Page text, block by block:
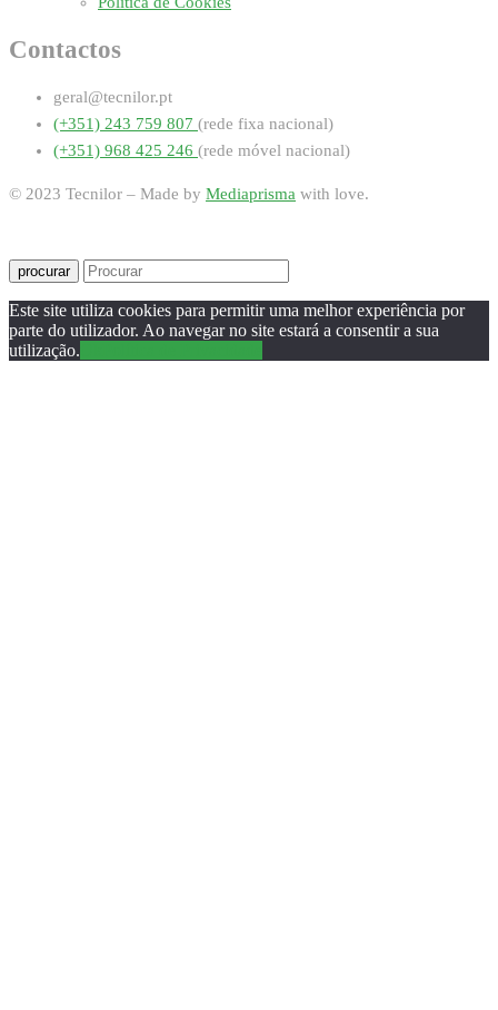
Contactos
geral@tecnilor.pt
(+351) 243 759 807 (rede fixa nacional)
(+351) 968 425 246 (rede móvel nacional)
© 2023 Tecnilor – Made by Mediaprisma with love.
procurar
Este site utiliza cookies para permitir uma melhor experiência por
parte do utilizador. Ao navegar no site estará a consentir a sua
utilização.